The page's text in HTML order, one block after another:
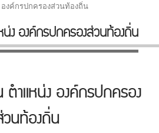
งค์กรปกครองส่วนท้องถิ่น
ง องค์กรปกครองส่วนท้องถิ่น
ตำแหน่ง องค์กรปกครอง
นท้องถิ่น